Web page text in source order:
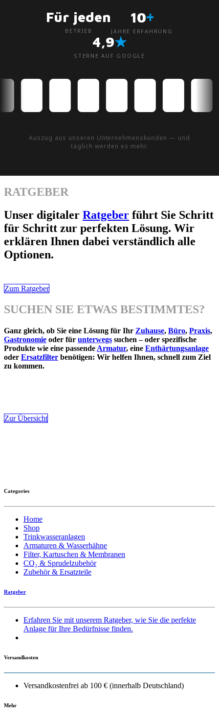
Für jeden
BETRIEB
10+
JAHRE ERFAHRUNG
4,9★
STERNE AUF GOOGLE
Auszug aus unseren Unternehmenskunden — und
täglich werden es mehr.
RATGEBER
Unser digitaler Ratgeber führt Sie Schritt
für Schritt zur perfekten Lösung. Wir
erklären Ihnen dabei verständlich alle
Optionen.
Zum Ratgeber
SUCHEN SIE ETWAS BESTIMMTES?
Ganz gleich, ob Sie eine Lösung für Ihr Zuhause, Büro, Praxis,
Gastronomie oder für unterwegs suchen – oder spezifische
Produkte wie eine passende Armatur, eine Enthärtungsanlage
oder Ersatzfilter benötigen: Wir helfen Ihnen, schnell zum Ziel
zu kommen.
Zur Übersicht
Categories
Home
Shop
Trinkwasseranlagen
Armaturen & Wasserhähne
Filter, Kartuschen & Membranen
CO₂ & Sprudelzubehör
Zubehör & Ersatzteile
Ratgeber
Erfahren Sie mit unserem Ratgeber, wie Sie die perfekte
Anlage für Ihre Bedürfnisse finden.
Versandkosten
Versandkostenfrei ab 100 € (innerhalb Deutschland)
Mehr